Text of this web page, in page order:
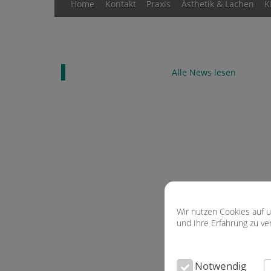
Wir nutzen Cookies auf
und Ihre Erfahrung zu
Notwendig
Home Kontakt Praxis Ästhetik & Lachen
Alle News lesen